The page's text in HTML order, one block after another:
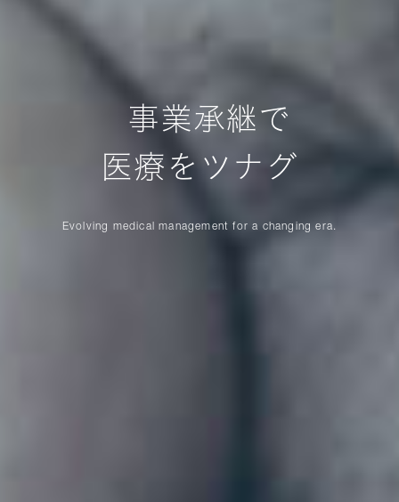
事業承継で
医療をツナグ
Evolving medical management for a changing era.